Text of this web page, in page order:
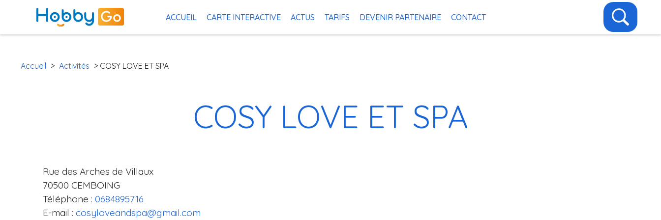
ACCUEIL CARTE INTERACTIVE ACTUS TARIFS DEVENIR PARTENAIRE CONTACT
Accueil > Activités > COSY LOVE ET SPA
COSY LOVE ET SPA
Rue des Arches de Villaux
70500 CEMBOING
Téléphone : 0684895716
E-mail : cosyloveandspa@gmail.com